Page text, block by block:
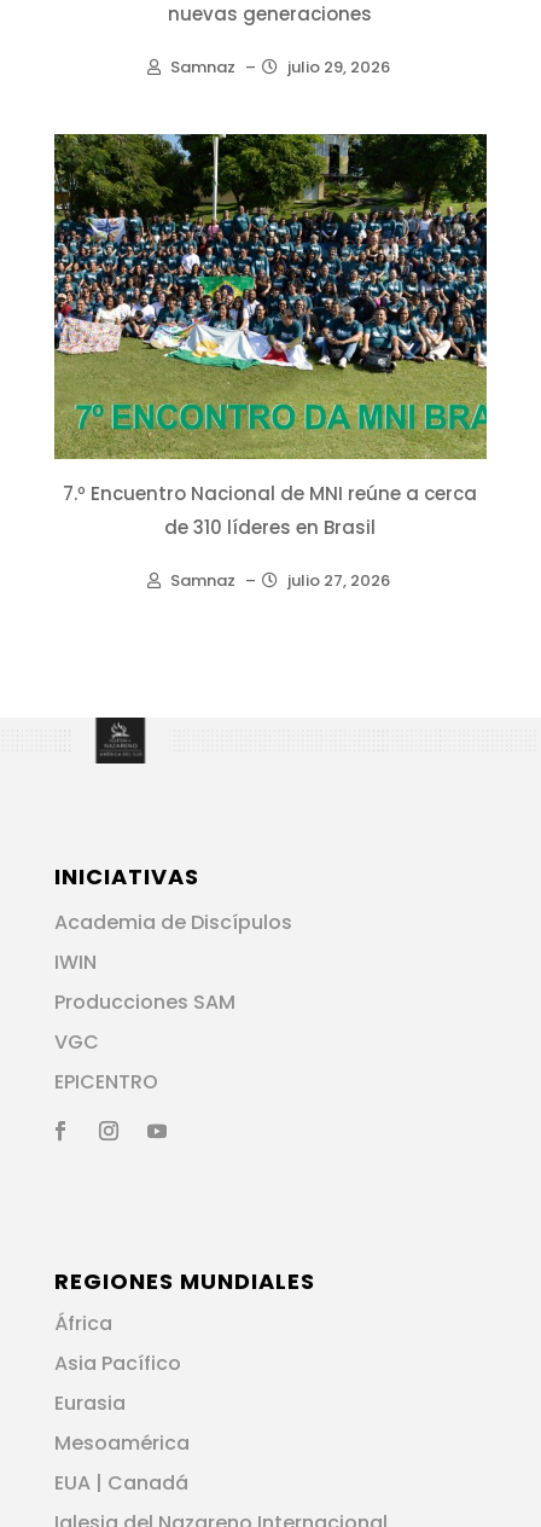
nuevas generaciones
Samnaz – julio 29, 2026
7.º Encuentro Nacional de MNI reúne a cerca
de 310 líderes en Brasil
Samnaz – julio 27, 2026
INICIATIVAS
Academia de Discípulos
IWIN
Producciones SAM
VGC
EPICENTRO
REGIONES MUNDIALES
África
Asia Pacífico
Eurasia
Mesoamérica
EUA | Canadá